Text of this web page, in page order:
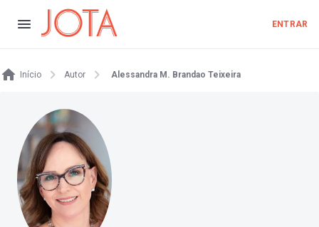
ENTRAR
Início Autor Alessandra M. Brandao Teixeira